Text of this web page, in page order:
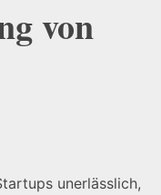
von
unerlässlich,